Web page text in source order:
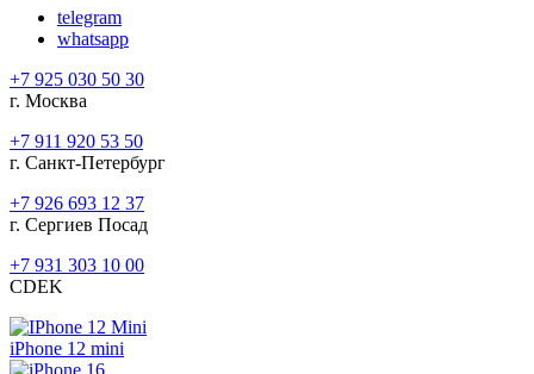
telegram
whatsapp
+7 925 030 50 30
г. Москва
+7 911 920 53 50
г. Санкт-Петербург
+7 926 693 12 37
г. Сергиев Посад
+7 931 303 10 00
CDEK
iPhone 12 mini